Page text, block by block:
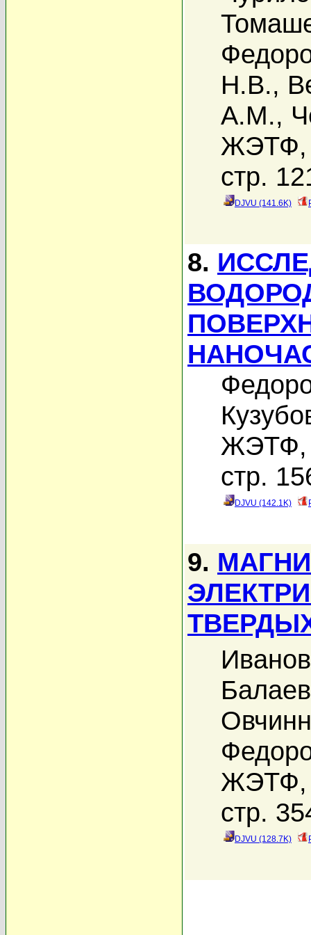
Н.В.,
А.М.,
ЖЭТФ,
стр.
DJVU (141.6K)
8.
ЖЭТФ,
стр.
DJVU (142.1K)
9.
ЖЭТФ,
стр.
DJVU (128.7K)